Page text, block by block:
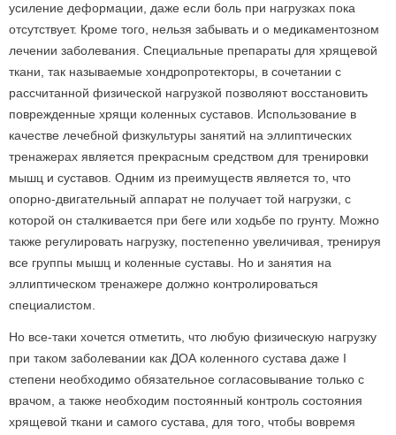
усиление деформации, даже если боль при нагрузках пока
отсутствует. Кроме того, нельзя забывать и о медикаментозном
лечении заболевания. Специальные препараты для хрящевой
ткани, так называемые хондропротекторы, в сочетании с
рассчитанной физической нагрузкой позволяют восстановить
поврежденные хрящи коленных суставов. Использование в
качестве лечебной физкультуры занятий на эллиптических
тренажерах является прекрасным средством для тренировки
мышц и суставов. Одним из преимуществ является то, что
опорно-двигательный аппарат не получает той нагрузки, с
которой он сталкивается при беге или ходьбе по грунту. Можно
также регулировать нагрузку, постепенно увеличивая, тренируя
все группы мышц и коленные суставы. Но и занятия на
эллиптическом тренажере должно контролироваться
специалистом.
Но все-таки хочется отметить, что любую физическую нагрузку
при таком заболевании как ДОА коленного сустава даже I
степени необходимо обязательное согласовывание только с
врачом, а также необходим постоянный контроль состояния
хрящевой ткани и самого сустава, для того, чтобы вовремя